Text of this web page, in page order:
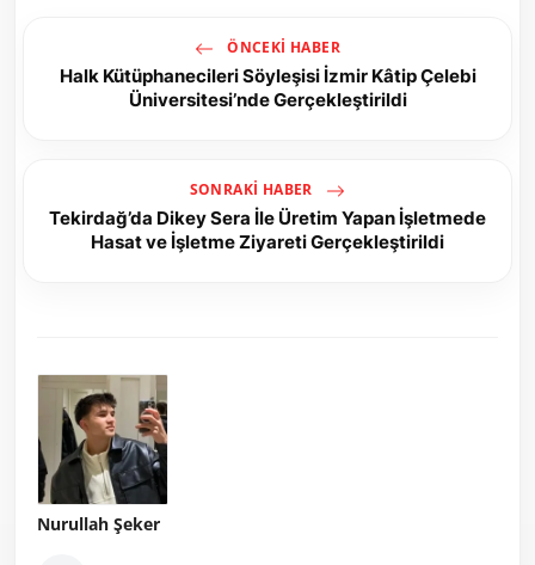
ÖNCEKI HABER
Halk Kütüphanecileri Söyleşisi İzmir Kâtip Çelebi
Üniversitesi’nde Gerçekleştirildi
SONRAKI HABER
Tekirdağ’da Dikey Sera İle Üretim Yapan İşletmede
Hasat ve İşletme Ziyareti Gerçekleştirildi
Nurullah Şeker